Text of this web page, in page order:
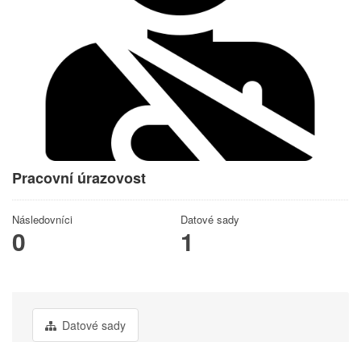
Pracovní úrazovost
Následovníci
0
Datové sady
1
Datové sady